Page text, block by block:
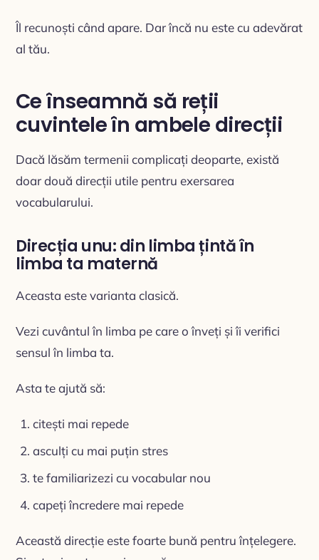
Îl recunoști când apare. Dar încă nu este cu adevărat
al tău.
Ce înseamnă să reții
cuvintele în ambele direcții
Dacă lăsăm termenii complicați deoparte, există
doar două direcții utile pentru exersarea
vocabularului.
Direcția unu: din limba țintă în
limba ta maternă
Aceasta este varianta clasică.
Vezi cuvântul în limba pe care o înveți și îi verifici
sensul în limba ta.
Asta te ajută să:
citești mai repede
asculți cu mai puțin stres
te familiarizezi cu vocabular nou
capeți încredere mai repede
Această direcție este foarte bună pentru înțelegere.